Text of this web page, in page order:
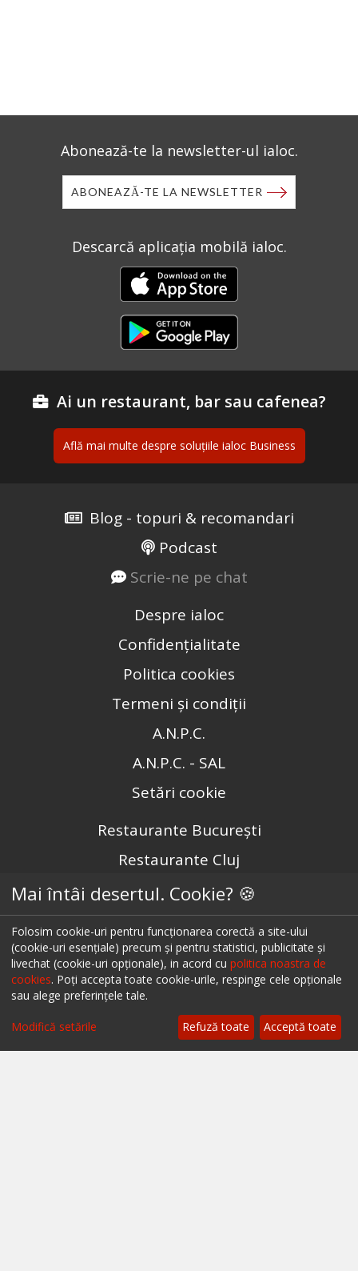
Abonează-te la newsletter-ul ialoc.
ABONEAZĂ-TE LA NEWSLETTER
Descarcă aplicația mobilă ialoc.
Ai un restaurant, bar sau cafenea?
Află mai multe despre soluțiile ialoc Business
Blog - topuri & recomandari
Podcast
Scrie-ne pe chat
Despre ialoc
Confidențialitate
Politica cookies
Termeni și condiții
A.N.P.C.
A.N.P.C. - SAL
Setări cookie
Restaurante București
Restaurante Cluj
Restaurante Timișoara
Restaurante Brașov
Restaurante Iași
Restaurante Sibiu
Restaurante Valea Prahovei
Restaurante Litoral
Mai întâi desertul. Cookie? 🍪
Folosim cookie-uri pentru funcționarea corectă a site-ului
(cookie-uri esențiale) precum și pentru statistici, publicitate și
livechat (cookie-uri opționale), in acord cu politica noastra de
cookies. Poți accepta toate cookie-urile, respinge cele opționale
sau alege preferințele tale.
Modifică setările Refuză toate Acceptă toate